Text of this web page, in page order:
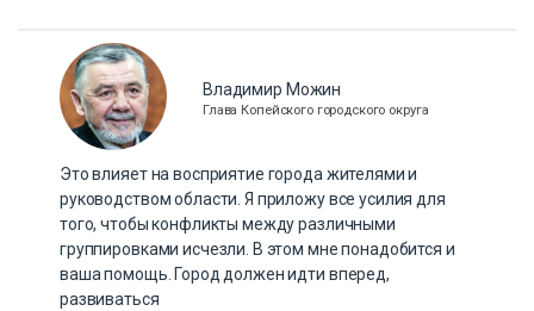
Владимир Можин
Глава Копейского городского округа
Это влияет на восприятие города жителями и
руководством области. Я приложу все усилия для
того, чтобы конфликты между различными
группировками исчезли. В этом мне понадобится и
ваша помощь. Город должен идти вперед,
развиваться